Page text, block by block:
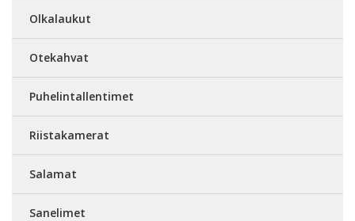
Olkalaukut
Otekahvat
Puhelintallentimet
Riistakamerat
Salamat
Sanelimet